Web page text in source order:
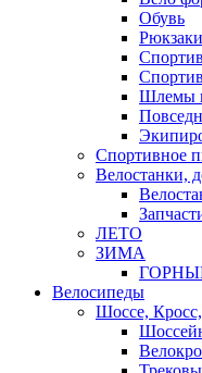
Обувь
Шлемы
Спортивное
Велостанки,
ЛЕТО
ЗИМА
Велосипеды
Шоссе,